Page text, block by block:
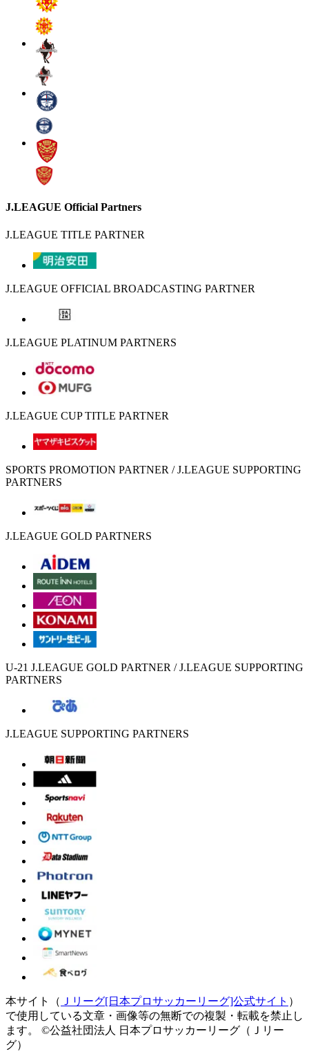
J.LEAGUE Official Partners
J.LEAGUE TITLE PARTNER
J.LEAGUE OFFICIAL BROADCASTING PARTNER
J.LEAGUE PLATINUM PARTNERS
J.LEAGUE CUP TITLE PARTNER
SPORTS PROMOTION PARTNER / J.LEAGUE SUPPORTING
PARTNERS
J.LEAGUE GOLD PARTNERS
U-21 J.LEAGUE GOLD PARTNER / J.LEAGUE SUPPORTING
PARTNERS
J.LEAGUE SUPPORTING PARTNERS
本サイト（ Ｊリーグ[日本プロサッカーリーグ]公式サイト ）
で使用している文章・画像等の無断での複製・転載を禁止し
ます。
©公益社団法人 日本プロサッカーリーグ（Ｊリー
グ）